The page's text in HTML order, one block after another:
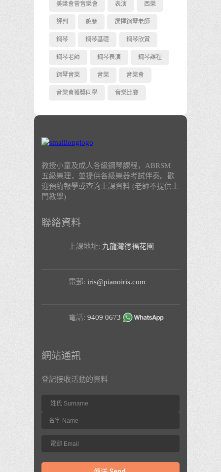
美槳會薈音樂會 表演 西樂
評判 遊歷 選擇鋼琴老師
鋼琴 鋼琴基礎 鋼琴欣賞
鋼琴老師 鋼琴表演 鋼琴課程
鋼琴音樂 音樂 音樂會
音樂會獲獎同學 音樂比賽
教授小童及成人各級鋼琴課程，ABRSM
五級樂理，並提供各級樂器考試伴奏。歡
迎預約報學或查詢上課資料 (老師不提供上
門教學)
聯絡資料
上課地址: 九龍灣德褔花園
電郵: iris@pianoiris.com
電話: 9409 0673
網站通訊
登記接收活動的資料